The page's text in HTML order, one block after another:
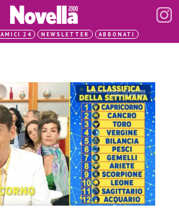
AMICI 24 NEWSLETTER ABBONATI